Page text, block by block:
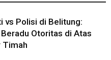
vs Polisi di Belitung:
Otoritas di Atas
Timah